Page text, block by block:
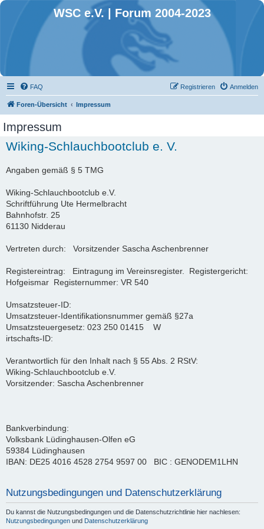
WSC e.V. | Forum 2004-2023
FAQ Anmelden
Registrieren
Foren-Übersicht Impressum
Impressum
Wiking-Schlauchbootclub e. V.
Angaben gemäß § 5 TMG
Wiking-Schlauchbootclub e.V.
Schriftführung Ute Hermelbracht
Bahnhofstr. 25
61130 Nidderau
Vertreten durch: Vorsitzender Sascha Aschenbrenner
Registereintrag: Eintragung im Vereinsregister. Registergericht:
Hofgeismar Registernummer: VR 540
Umsatzsteuer-ID:
Umsatzsteuer-Identifikationsnummer gemäß §27a
Umsatzsteuergesetz: 023 250 01415 W
irtschafts-ID:
Verantwortlich für den Inhalt nach § 55 Abs. 2 RStV:
Wiking-Schlauchbootclub e.V.
Vorsitzender: Sascha Aschenbrenner
Bankverbindung:
Volksbank Lüdinghausen-Olfen eG
59384 Lüdinghausen
IBAN: DE25 4016 4528 2754 9597 00 BIC : GENODEM1LHN
Nutzungsbedingungen und Datenschutzerklärung
Du kannst die Nutzungsbedingungen und die Datenschutzrichtlinie hier nachlesen:
Nutzungsbedingungen und Datenschutzerklärung